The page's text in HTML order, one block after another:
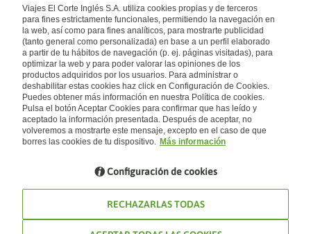
Quiénes somos
Financiación
Sostenibilidad
Turismo accesible
Tarjeta El Corte Inglés
Trabaja con nosotros
El Corte Inglés
Canal Ético
Enlaces de interés
Guías de viaje
Catálogos
Auto check-in
Condiciones Generales
Política de privacidad
Política de cookies
Accesibilidad
Empresas/ Grupos
Internacional
España
Visita nuestro blog
Blog de Viajes el Corte inglés
Viajes El Corte Inglés S.A. utiliza cookies propias y de terceros
para fines estrictamente funcionales, permitiendo la navegación en
la web, así como para fines analíticos, para mostrarte publicidad
(tanto general como personalizada) en base a un perfil elaborado
a partir de tu hábitos de navegación (p. ej. páginas visitadas), para
optimizar la web y para poder valorar las opiniones de los
productos adquiridos por los usuarios. Para administrar o
deshabilitar estas cookies haz click en Configuración de Cookies.
Puedes obtener más información en nuestra Política de cookies.
Pulsa el botón Aceptar Cookies para confirmar que has leído y
aceptado la información presentada. Después de aceptar, no
volveremos a mostrarte este mensaje, excepto en el caso de que
borres las cookies de tu dispositivo. Más información
Configuración de cookies
RECHAZARLAS TODAS